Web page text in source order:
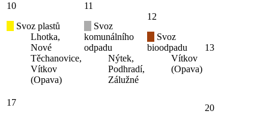
10
Svoz plastů
Lhotka,
Nové
Těchanovice,
Vítkov
(Opava)
11
Svoz
komunálního
odpadu
Nýtek,
Podhradí,
Zálužné
12
Svoz
bioodpadu
Vítkov
(Opava)
13
17
20